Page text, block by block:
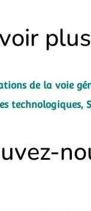
de la voie
technologiques,